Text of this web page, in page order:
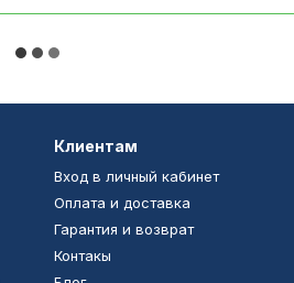
Клиентам
Вход в личный кабинет
Оплата и доставка
Гарантия и возврат
Контакы